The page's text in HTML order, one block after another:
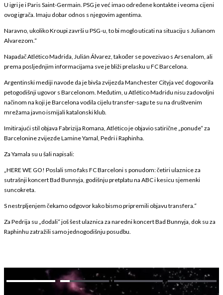
U igri je i Paris Saint-Germain. PSG je već imao određene kontakte i veoma cijeni
ovog igrača. Imaju dobar odnos s njegovim agentima.
Naravno, ukoliko Kroupi završi u PSG-u, to bi moglo uticati na situaciju s Julianom
Alvarezom.“
Napadač Atlético Madrida, Julián Álvarez, također se povezivao s Arsenalom, ali
prema posljednjim informacijama sve je bliži prelasku u FC Barcelona.
Argentinski mediji navode da je bivša zvijezda Manchester Cityja već dogovorila
petogodišnji ugovor s Barcelonom. Međutim, u Atlético Madridu nisu zadovoljni
načinom na koji je Barcelona vodila cijelu transfer-sagu te su na društvenim
mrežama javno ismijali katalonski klub.
Imitirajući stil objava Fabrizija Romana, Atlético je objavio satirične „ponude“ za
Barcelonine zvijezde Lamine Yamal, Pedri i Raphinha.
Za Yamala su u šali napisali:
„HERE WE GO! Poslali smo faks FC Barceloni s ponudom: četiri ulaznice za
sutrašnji koncert Bad Bunnyja, godišnju pretplatu na ABC i kesicu sjemenki
suncokreta.
S nestrpljenjem čekamo odgovor kako bismo pripremili objavu transfera.“
Za Pedrija su „dodali“ još šest ulaznica za naredni koncert Bad Bunnyja, dok su za
Raphinhu zatražili samo jednogodišnju posudbu.